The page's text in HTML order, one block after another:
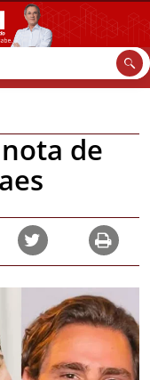
de